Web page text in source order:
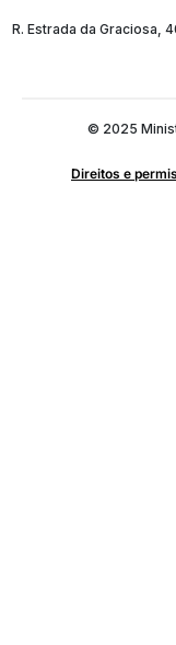
R. Estrada da Graciosa,
© 2025
Direitos e